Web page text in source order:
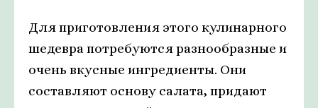
Для приготовления этого кулинарного
шедевра потребуются разнообразные и
очень вкусные ингредиенты. Они
составляют основу салата, придают